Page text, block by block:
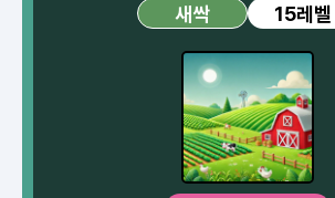
새싹 15레벨